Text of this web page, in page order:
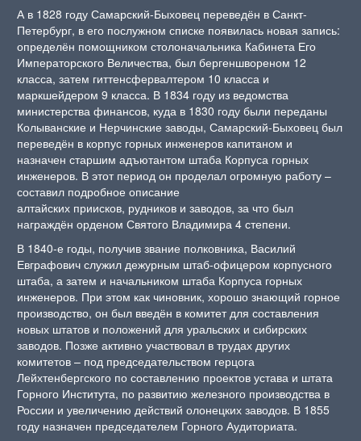
А в 1828 году Самарский-Быховец переведён в Санкт-
Петербург, в его послужном списке появилась новая запись:
определён помощником столоначальника Кабинета Его
Императорского Величества, был бергеншвореном 12
класса, затем гиттенсфервалтером 10 класса и
маркшейдером 9 класса. В 1834 году из ведомства
министерства финансов, куда в 1830 году были переданы
Колыванские и Нерчинские заводы, Самарский-Быховец был
переведён в корпус горных инженеров капитаном и
назначен старшим адъютантом штаба Корпуса горных
инженеров. В этот период он проделал огромную работу –
составил подробное описание
алтайских приисков, рудников и заводов, за что был
награждён орденом Святого Владимира 4 степени.
В 1840-е годы, получив звание полковника, Василий
Евграфович служил дежурным штаб-офицером корпусного
штаба, а затем и начальником штаба Корпуса горных
инженеров. При этом как чиновник, хорошо знающий горное
производство, он был введён в комитет для составления
новых штатов и положений для уральских и сибирских
заводов. Позже активно участвовал в трудах других
комитетов – под председательством герцога
Лейхтенбергского по составлению проектов устава и штата
Горного Института, по развитию железного производства в
России и увеличению действий олонецких заводов. В 1855
году назначен председателем Горного Аудиториата.